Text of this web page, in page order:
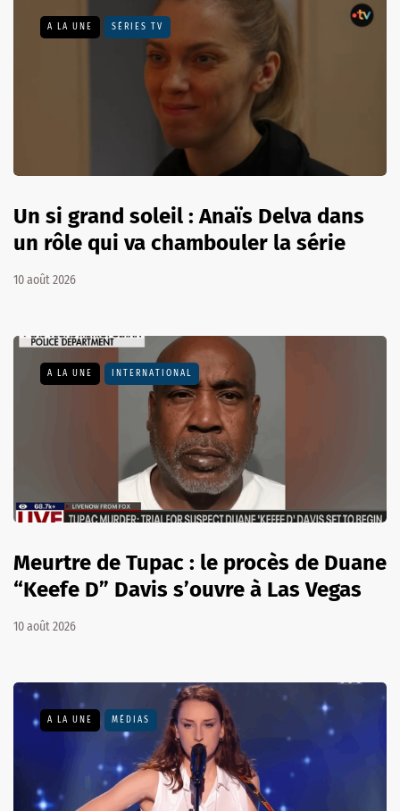
A LA UNE SÉRIES TV
Un si grand soleil : Anaïs Delva dans
un rôle qui va chambouler la série
10 août 2026
A LA UNE INTERNATIONAL
Meurtre de Tupac : le procès de Duane
“Keefe D” Davis s’ouvre à Las Vegas
10 août 2026
A LA UNE MÉDIAS